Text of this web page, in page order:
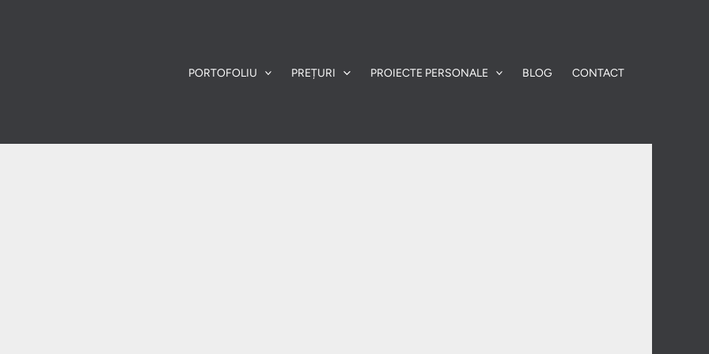
PORTOFOLIU PREȚURI PROIECTE PERSONALE BLOG CONTACT